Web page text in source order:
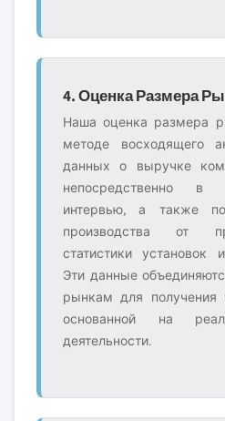
4. Оценка Размера
Наша оценка размера
методе восходящего
данных о выручке
непосредственно в
интервью, а также
производства от
статистики установок
Эти данные
рынкам для получения
основанной на
деятельности.